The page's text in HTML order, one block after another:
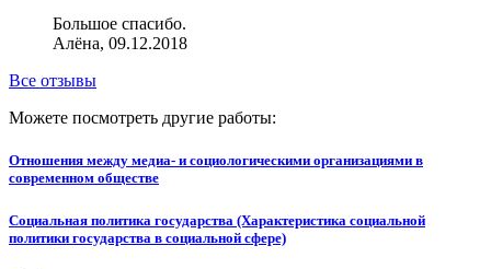
Большое спасибо.
Алёна, 09.12.2018
Все отзывы
Можете посмотреть другие работы:
Отношения между медиа- и социологическими организациями в
современном обществе
Социальная политика государства (Характеристика социальной
политики государства в социальной сфере)